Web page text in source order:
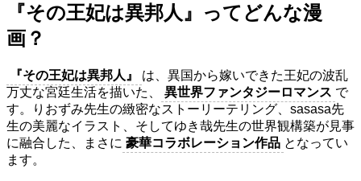
『その王妃は異邦人』ってどんな漫
画？
『その王妃は異邦人』
は、異国から嫁いできた王妃の波乱
万丈な宮廷生活を描いた、
異世界ファンタジーロマンス で
す。りおずみ先生の緻密なストーリーテリング、sasasa先
生の美麗なイラスト、そしてゆき哉先生の世界観構築が見事
に融合した、まさに 豪華コラボレーション作品 となってい
ます。